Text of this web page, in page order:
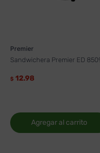
Premier
Sandwichera Premier ED
$ 12.98
Agregar al carrito